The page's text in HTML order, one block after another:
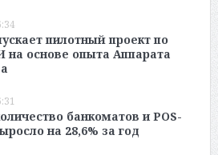
пилотный проект по
основе опыта Аппарата
банкоматов и POS-
на 28,6% за год